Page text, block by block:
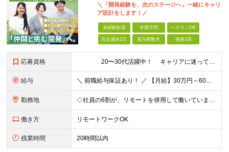
＼「開発経験を、次のステージへ」一緒にキャリ
ア設計をします！／
未経験歓迎 学歴不問 ベテランOK
完全週休2日 賞与複数月 面接1回
応募資格 20〜30代活躍中！ キャリアに迷っていても大丈夫。 ＼まずは相談から始めませんか？／ ■IT業界で開発経験をお持ちの方（1年以上／言語不問） ■学歴不問 《こんな気持ちが少しでもある方
給与 ＼ 前職給与保証あり！ ／ 【月給】30万円～60万円（各種手当含む） ※経験・スキルを考慮の上、決定します ※月給には、みなし残業時間37時間分（67,300円～）を含む。 ※超過分は別途支給しま
勤務地 ◇社員の6割が、リモートを併用して働いています！ ◇フルリモートの実績もあり！ ◇勤務地やお住いの地域や希望を考慮 ◇転居を伴う転勤なし 一都三県をメインにプロジェクト先にて勤務いただきます！ ※リ
働き方 リモートワークOK
残業時間 20時間以内